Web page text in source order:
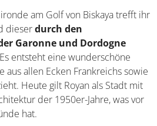
am Golf von Biskaya trefft ihr
dieserdurch den
Garonne und Dordogne
entsteht eine wunderschöne
aus allen Ecken Frankreichs sowie
Heute gilt Royan als Stadt mit
der 1950er-Jahre, was vor
hat.